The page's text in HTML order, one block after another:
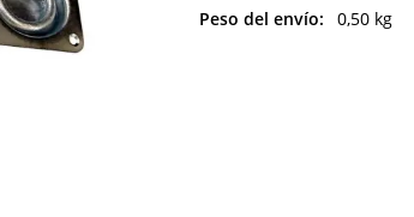
Peso del envío:
0,50 kg